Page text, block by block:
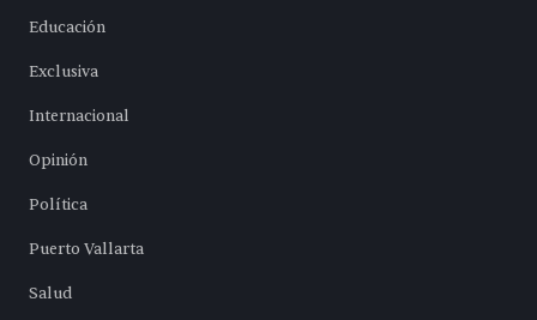
Educación
Exclusiva
Internacional
Opinión
Política
Puerto Vallarta
Salud